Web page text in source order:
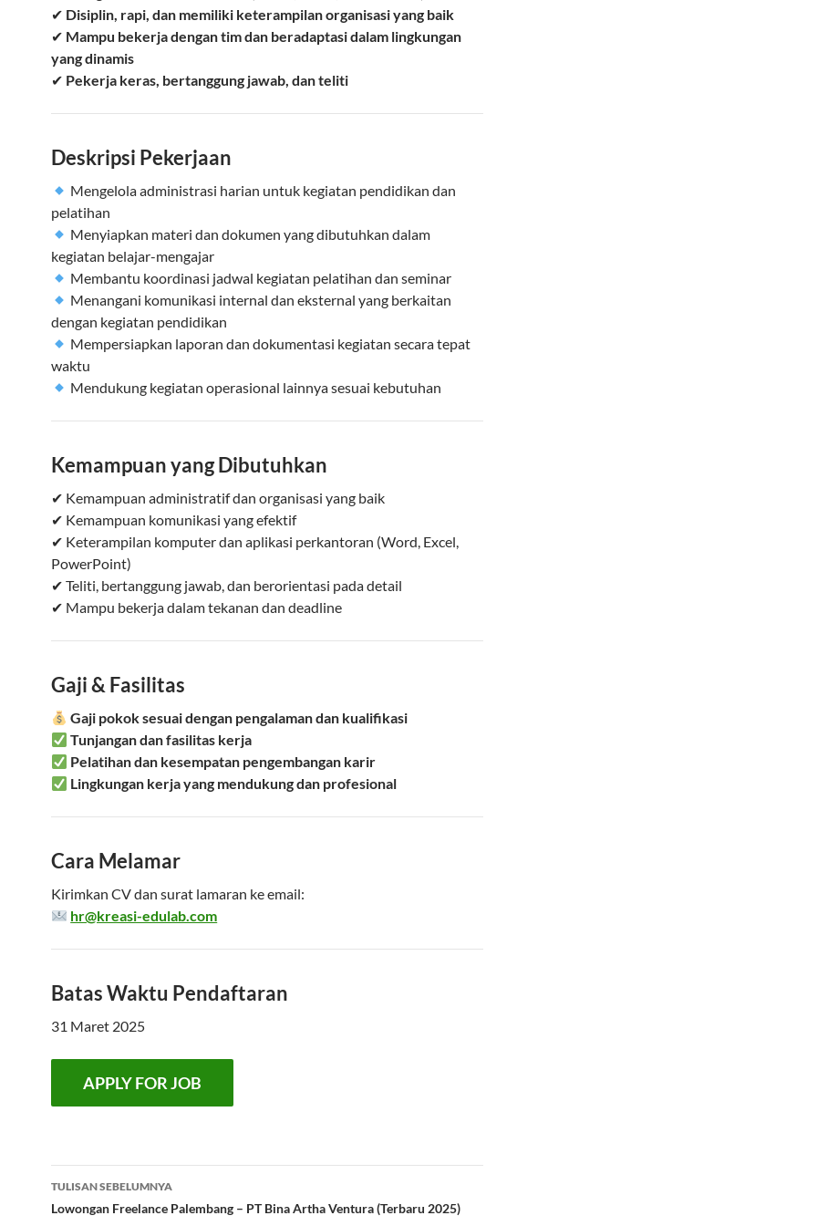
✔ Disiplin, rapi, dan memiliki keterampilan organisasi yang baik
✔ Mampu bekerja dengan tim dan beradaptasi dalam lingkungan
yang dinamis
✔ Pekerja keras, bertanggung jawab, dan teliti
Deskripsi Pekerjaan
Mengelola administrasi harian untuk kegiatan pendidikan dan
pelatihan
Menyiapkan materi dan dokumen yang dibutuhkan dalam
kegiatan belajar-mengajar
Membantu koordinasi jadwal kegiatan pelatihan dan seminar
Menangani komunikasi internal dan eksternal yang berkaitan
dengan kegiatan pendidikan
Mempersiapkan laporan dan dokumentasi kegiatan secara tepat
waktu
Mendukung kegiatan operasional lainnya sesuai kebutuhan
Kemampuan yang Dibutuhkan
✔ Kemampuan administratif dan organisasi yang baik
✔ Kemampuan komunikasi yang efektif
✔ Keterampilan komputer dan aplikasi perkantoran (Word, Excel,
PowerPoint)
✔ Teliti, bertanggung jawab, dan berorientasi pada detail
✔ Mampu bekerja dalam tekanan dan deadline
Gaji & Fasilitas
Gaji pokok sesuai dengan pengalaman dan kualifikasi
Tunjangan dan fasilitas kerja
Pelatihan dan kesempatan pengembangan karir
Lingkungan kerja yang mendukung dan profesional
Cara Melamar
Kirimkan CV dan surat lamaran ke email:
hr@kreasi-edulab.com
Batas Waktu Pendaftaran
31 Maret 2025
Navigasi
Tulisan
TULISAN SEBELUMNYA
Lowongan Freelance Palembang – PT Bina Artha Ventura (Terbaru 2025)